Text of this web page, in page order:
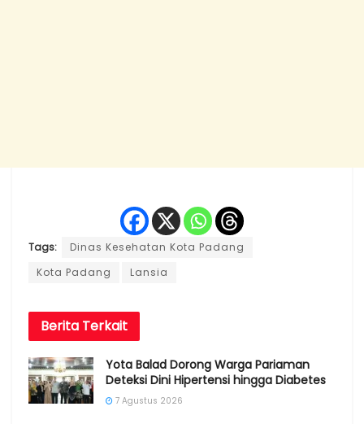
Tags:
Dinas Kesehatan Kota Padang
Kota Padang
Lansia
Berita Terkait
Yota Balad Dorong Warga Pariaman
Deteksi Dini Hipertensi hingga Diabetes
7 Agustus 2026